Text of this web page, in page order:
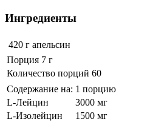
Ингредиенты
420 г апельсин
Порция 7 г
Количество порций 60
Содержание на: 1 порцию
L-Лейцин
3000 мг
L-Изолейцин
1500 мг